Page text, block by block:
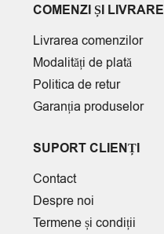
COMENZI ȘI LIVRARE
Livrarea comenzilor
Modalități de plată
Politica de retur
Garanția produselor
SUPORT CLIENȚI
Contact
Despre noi
Termene și condiții